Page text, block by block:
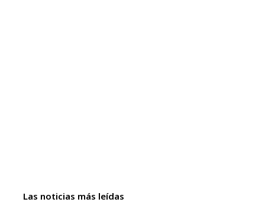
Las noticias más leídas